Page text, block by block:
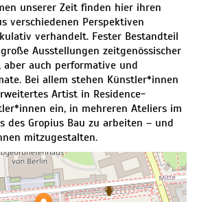
unserer Zeit finden hier ihren
verschiedenen Perspektiven
verhandelt. Fester Bestandteil
Ausstellungen zeitgenössischer
aber auch performative und
Bei allem stehen Künstler*innen
Artist in Residence-
ein, in mehreren Ateliers im
des Gropius Bau zu arbeiten – und
mitzugestalten.